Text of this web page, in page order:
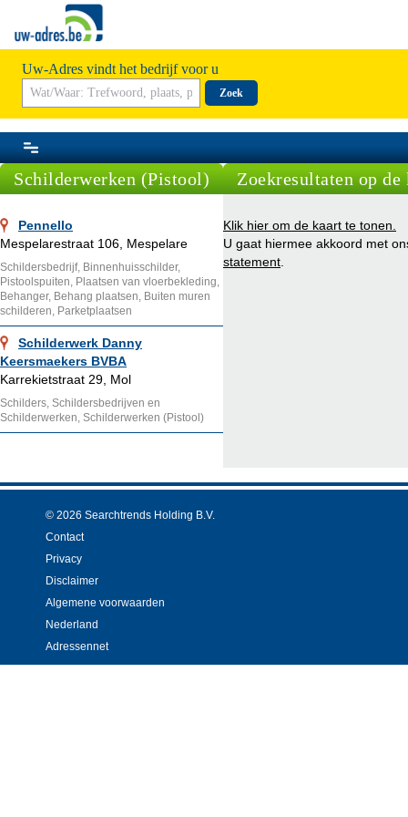
Uw-Adres vindt het bedrijf voor u
Zoek
Schilderwerken (Pistool)
Pennello
Mespelarestraat 106, Mespelare
Schildersbedrijf, Binnenhuisschilder,
Pistoolspuiten, Plaatsen van vloerbekleding,
Behanger, Behang plaatsen, Buiten muren
schilderen, Parketplaatsen
Schilderwerk Danny
Keersmaekers BVBA
Karrekietstraat 29, Mol
Schilders, Schildersbedrijven en
Schilderwerken, Schilderwerken (Pistool)
Zoekresultaten op de
Klik hier om de kaart te tonen.
U gaat hiermee akkoord met
statement
© 2026 Searchtrends Holding B.V.
Contact
Privacy
Disclaimer
Algemene voorwaarden
Nederland
Adressennet